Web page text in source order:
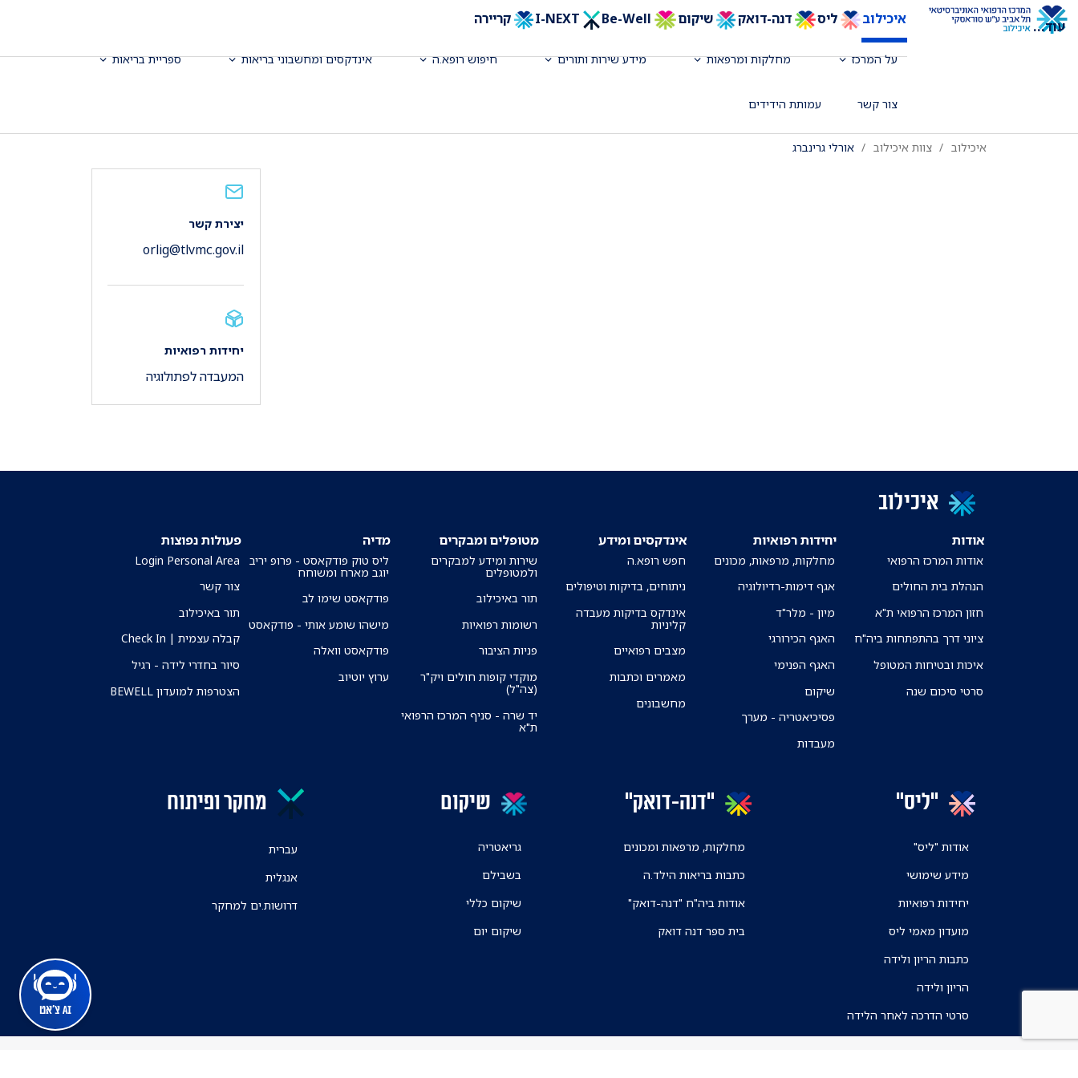
איכילוב ליס דנה-דואק שיקום Be-Well קריירה
על המרכז מחלקות ומרפאות מידע שירות ותורים חיפוש רופא.ה אינדקסים ומחשבוני בריאות ספריית בריאות
צור קשר עמותת הידידים
עוד...
AI צ'אט
מומחית לפתולוגיה מיילדותית, המכון הפתולוגי
איכילוב צוות איכילוב אורלי גרינברג
יצירת קשר
orlig@tlvmc.gov.il
יחידות רפואיות
המעבדה לפתולוגיה
איכילוב
אודות
אודות המרכז הרפואי
הנהלת בית החולים
חזון המרכז הרפואי ת"א
ציוני דרך בהתפתחות ביה"ח
איכות ובטיחות המטופל
סרטי סיכום שנה
יחידות רפואיות
מחלקות, מרפאות, מכונים
אגף דימות-רדיולוגיה
מיון - מלר"ד
האגף הכירורגי
האגף הפנימי
שיקום
פסיכיאטריה - מערך
מעבדות
אינדקסים ומידע
חפש רופא.ה
ניתוחים, בדיקות וטיפולים
אינדקס בדיקות מעבדה
קליניות
מצבים רפואיים
מאמרים וכתבות
מחשבונים
מטופלים ומבקרים
שירות ומידע למבקרים
ולמטופלים
תור באיכילוב
רשומות רפואיות
פניות הציבור
מוקדי קופות חולים ויק"ר
(צה"ל)
יד שרה - סניף המרכז הרפואי
ת"א
מדיה
ליס טוק פודקאסט - פרופ יריב
יוגב מארח ומשוחח
פודקאסט שימו לב
מישהו שומע אותי - פודקאסט
פודקאסט וואלה
ערוץ יוטיוב
פעולות נפוצות
Login Personal Area
צור קשר
תור באיכילוב
קבלה עצמית | Check In
סיור בחדרי לידה - רגיל
הצטרפות למועדון BEWELL
"ליס"
אודות "ליס"
מידע שימושי
יחידות רפואיות
מועדון מאמי ליס
כתבות הריון ולידה
הריון ולידה
סרטי הדרכה לאחר הלידה
"דנה-דואק"
מחלקות, מרפאות ומכונים
כתבות בריאות הילד.ה
אודות ביה"ח "דנה-דואק"
בית ספר דנה דואק
שיקום
גריאטריה
בשבילם
שיקום כללי
שיקום יום
מחקר ופיתוח
עברית
אנגלית
דרושות.ים למחקר